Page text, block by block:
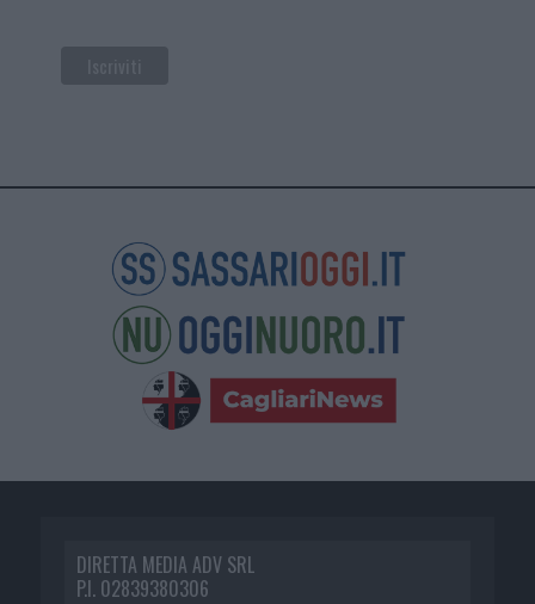
DIRETTA MEDIA ADV SRL
P.I. 02839380306